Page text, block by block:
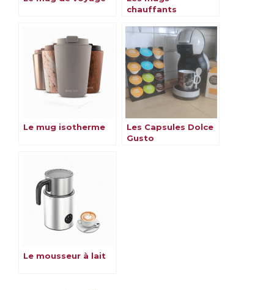
chauffants
Le mug isotherme
Les Capsules Dolce
Gusto
Le mousseur à lait